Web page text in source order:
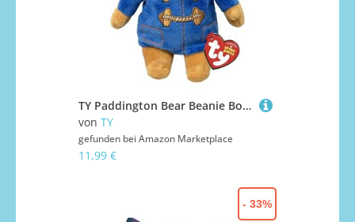
TY Paddington Bear Beanie Boos Regular | Beanie Baby Soft Plush Toy | Collectible Cuddly Stuffed Teddy
von TY
gefunden bei Amazon Marketplace
11,99 €
- 33%